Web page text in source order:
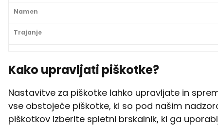
Kako upravljati piškotke?
Nastavitve za piškotke lahko upravljate in
vse obstoječe piškotke, ki so pod našim
piškotkov izberite spletni brskalnik, ki ga